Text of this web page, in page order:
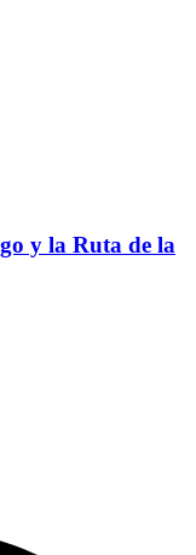
y la Ruta de la